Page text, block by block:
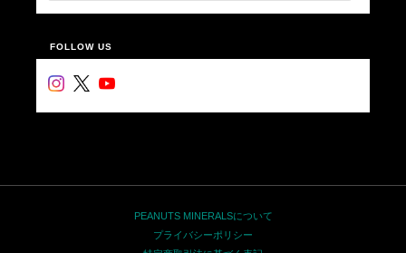
FOLLOW US
PEANUTS MINERALSについて
プライバシーポリシー